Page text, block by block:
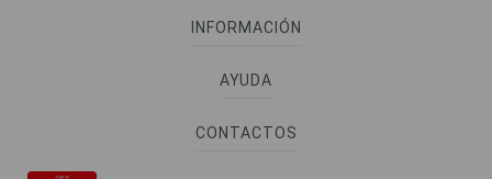
INFORMACIÓN
AYUDA
CONTACTOS